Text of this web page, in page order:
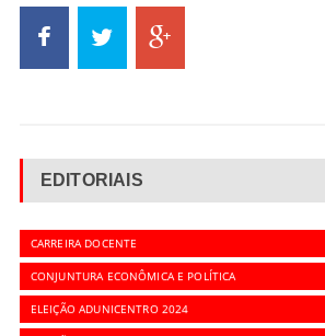
EDITORIAIS
CARREIRA DOCENTE
CONJUNTURA ECONÔMICA E POLÍTICA
ELEIÇÃO ADUNICENTRO 2024